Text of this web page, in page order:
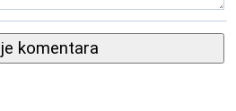
komentara